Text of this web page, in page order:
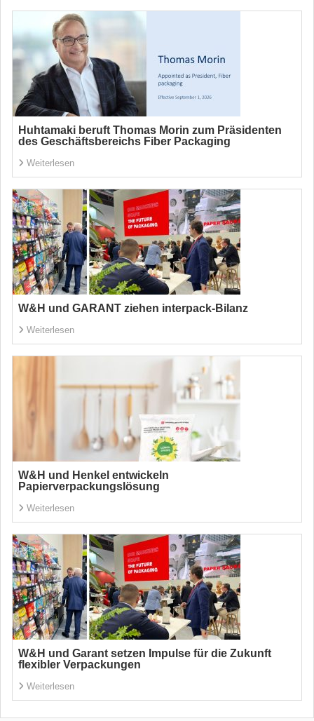
Huhtamaki beruft Thomas Morin zum Präsidenten
des Geschäftsbereichs Fiber Packaging
Weiterlesen
W&H und GARANT ziehen interpack-Bilanz
Weiterlesen
W&H und Henkel entwickeln
Papierverpackungslösung
Weiterlesen
W&H und Garant setzen Impulse für die Zukunft
flexibler Verpackungen
Weiterlesen